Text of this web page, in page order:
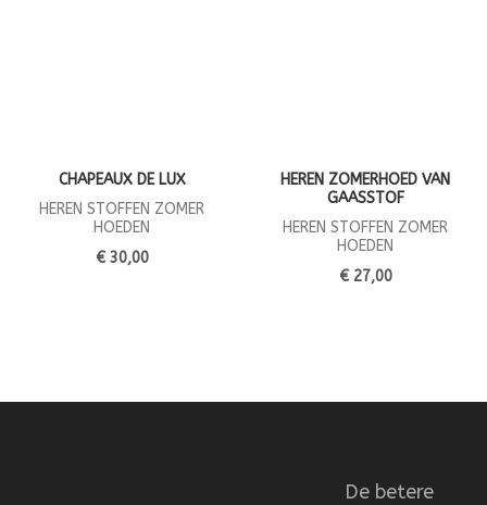
CHAPEAUX DE LUX
HEREN STOFFEN ZOMER
HOEDEN
€ 30,00
HEREN ZOMERHOED VAN
GAASSTOF
HEREN STOFFEN ZOMER
HOEDEN
€ 27,00
De betere